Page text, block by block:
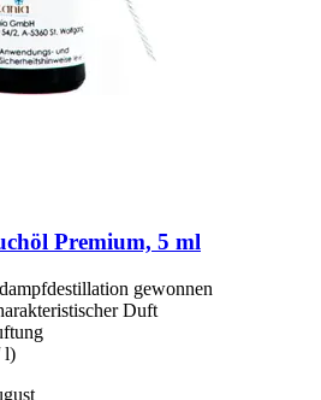
Premium, 5 ml
gewonnen
Duft
l)